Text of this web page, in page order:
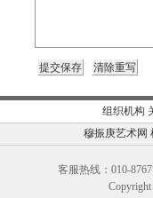
组织机构
穆振庚艺术网
客服热线：010-